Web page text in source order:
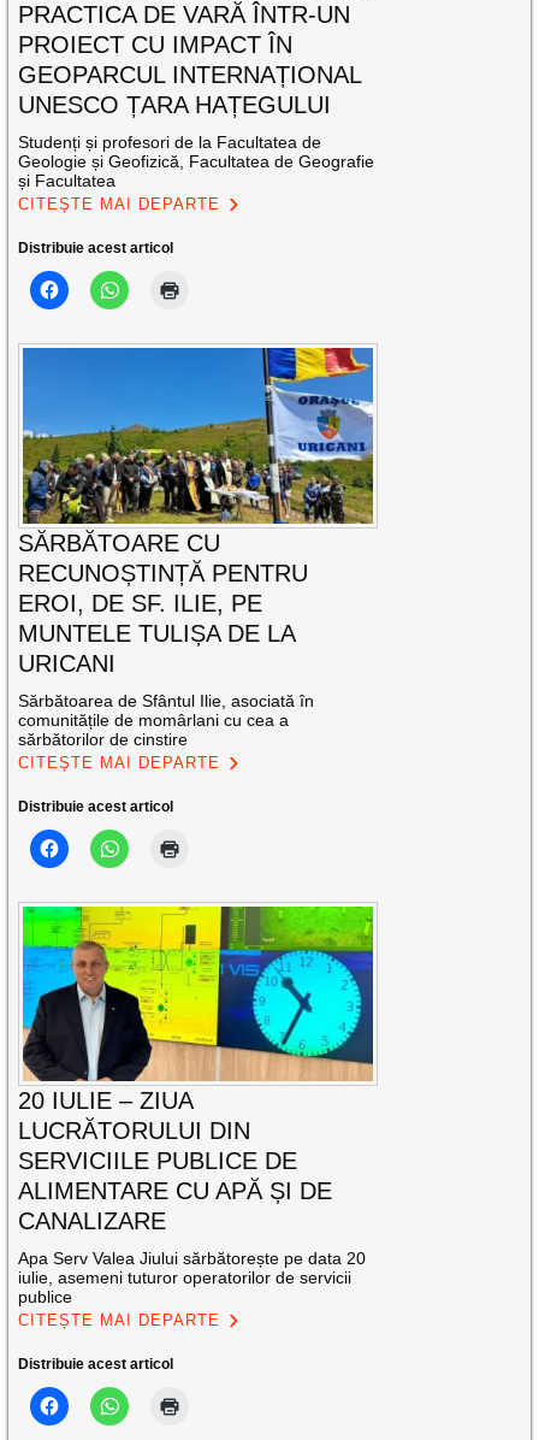
PRACTICA DE VARĂ ÎNTR-UN
PROIECT CU IMPACT ÎN
GEOPARCUL INTERNAȚIONAL
UNESCO ȚARA HAȚEGULUI
Studenți și profesori de la Facultatea de
Geologie și Geofizică, Facultatea de Geografie
și Facultatea
CITEȘTE MAI DEPARTE
Distribuie acest articol
SĂRBĂTOARE CU
RECUNOȘTINȚĂ PENTRU
EROI, DE SF. ILIE, PE
MUNTELE TULIȘA DE LA
URICANI
Sărbătoarea de Sfântul Ilie, asociată în
comunitățile de momârlani cu cea a
sărbătorilor de cinstire
CITEȘTE MAI DEPARTE
Distribuie acest articol
20 IULIE – ZIUA
LUCRĂTORULUI DIN
SERVICIILE PUBLICE DE
ALIMENTARE CU APĂ ȘI DE
CANALIZARE
Apa Serv Valea Jiului sărbătorește pe data 20
iulie, asemeni tuturor operatorilor de servicii
publice
CITEȘTE MAI DEPARTE
Distribuie acest articol